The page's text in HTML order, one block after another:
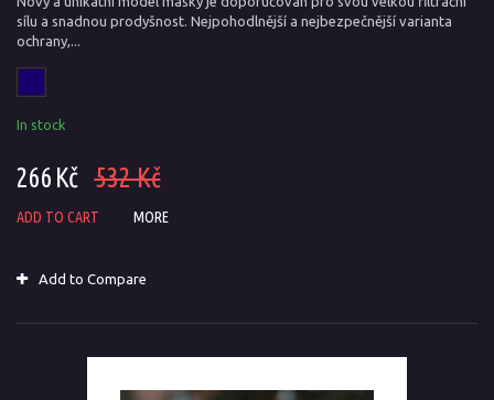
sílu a snadnou prodyšnost. Nejpohodlnější a nejbezpečnější varianta
ochrany,...
In stock
266 Kč 532 Kč
ADD TO CART MORE
Add to Compare